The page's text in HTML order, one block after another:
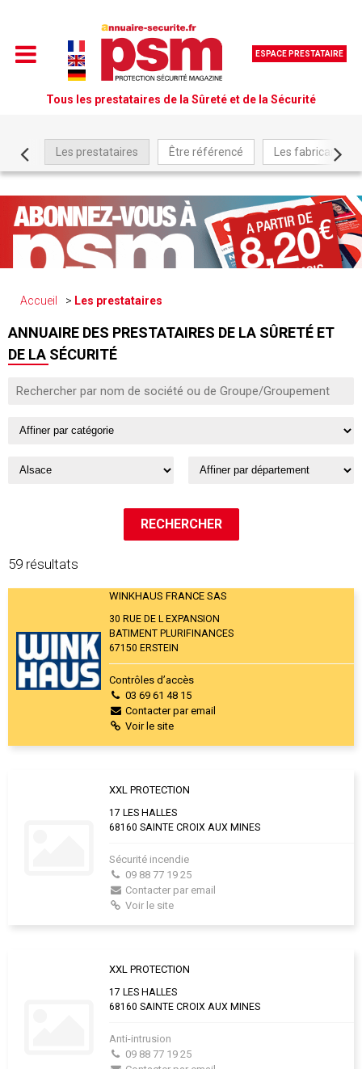
ESPACE PRESTATAIRE
Tous les prestataires de la Sûreté et de la Sécurité
Les prestataires Être référencé Les fabricants
Accueil Les prestataires
ANNUAIRE DES PRESTATAIRES DE LA SÛRETÉ ET
DE LA SÉCURITÉ
59 résultats
WINKHAUS FRANCE SAS
30 RUE DE L EXPANSION
BATIMENT PLURIFINANCES
67150 ERSTEIN
Contrôles d’accès
03 69 61 48 15
Contacter par email
Voir le site
XXL PROTECTION
17 LES HALLES
68160 SAINTE CROIX AUX MINES
Sécurité incendie
09 88 77 19 25
Contacter par email
Voir le site
XXL PROTECTION
17 LES HALLES
68160 SAINTE CROIX AUX MINES
Anti-intrusion
09 88 77 19 25